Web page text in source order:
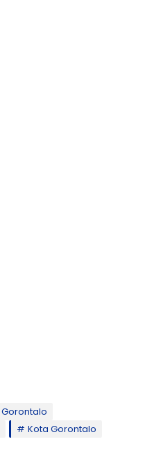
Gorontalo
Kota Gorontalo